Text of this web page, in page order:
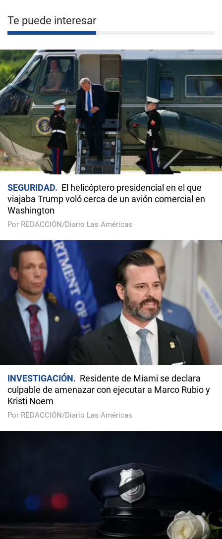
Te puede interesar
SEGURIDAD
El helicóptero presidencial en el que
viajaba Trump voló cerca de un avión comercial en
Washington
Por REDACCIÓN/Diario Las Américas
INVESTIGACIÓN
Residente de Miami se declara
culpable de amenazar con ejecutar a Marco Rubio y
Kristi Noem
Por REDACCIÓN/Diario Las Américas